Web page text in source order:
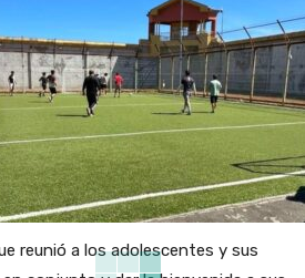
reunió a los adolescentes y sus